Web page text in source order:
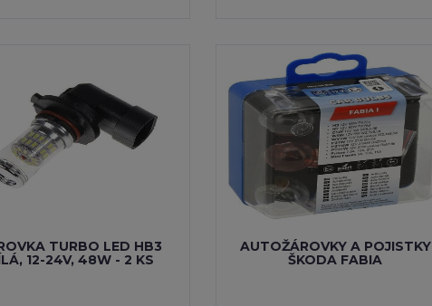
TURBO LED HB3
12-24V, 48W - 2 KS
AUTOŽÁROVKY A POJISTKY
ŠKODA FABIA